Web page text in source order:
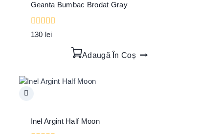
Geanta Bumbac Brodat Gray
0
130 lei
Adaugă În Coș
Inel Argint Half Moon